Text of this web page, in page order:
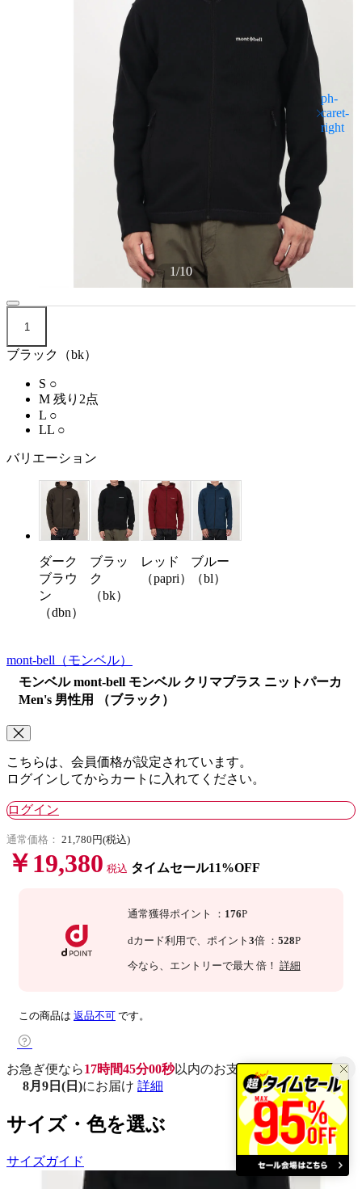
1/10
1
ブラック（bk）
S ○
M 残り2点
L ○
LL ○
バリエーション
ダーク
ブラウ
ン
（dbn）
ブラッ
ク
（bk）
レッド
（papri）
ブルー
（bl）
mont-bell （モンベル）
モンベル mont-bell モンベル クリマプラス ニットパーカ
Men's 男性用 （ブラック）
こちらは、会員価格が設定されています。
ログインしてからカートに入れてください。
ログイン
通常価格： 21,780円(税込)
￥19,380 税込 タイムセール11%OFF
通常獲得ポイント ： 176P
dカード利用で、 ポイント 3倍 ： 528P
今なら 、エントリーで最大 倍！ 詳細
この商品は 返品不可 です。
お急ぎ便なら17時間44分59秒以内のお支払いで
8月9日(日)にお届け 詳細
サイズ・色を選ぶ
サイズガイド